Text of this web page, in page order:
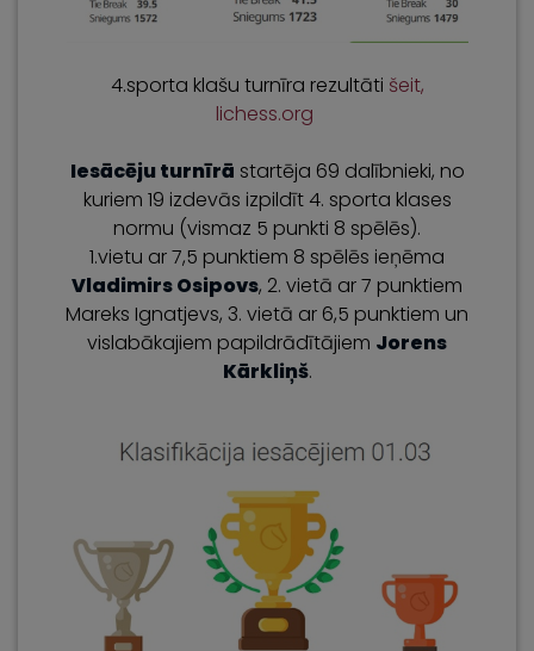
4.sporta klašu turnīra rezultāti šeit,
lichess.org
Iesācēju turnīrā startēja 69 dalībnieki, no
kuriem 19 izdevās izpildīt 4. sporta klases
normu (vismaz 5 punkti 8 spēlēs).
1.vietu ar 7,5 punktiem 8 spēlēs ieņēma
Vladimirs Osipovs, 2. vietā ar 7 punktiem
Mareks Ignatjevs, 3. vietā ar 6,5 punktiem un
vislabākajiem papildrādītājiem Jorens
Kārkliņš.